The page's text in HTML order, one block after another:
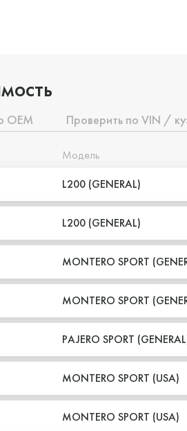
ОЕМ Проверить по VIN /
Модель
L200 (GENERAL)
L200 (GENERAL)
MONTERO SPORT
MONTERO SPORT
PAJERO SPORT
MONTERO SPORT (USA)
MONTERO SPORT (USA)